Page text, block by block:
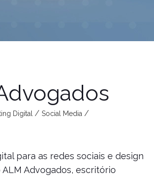
Digital Social Media
para as redes sociais e design
Advogados, escritório